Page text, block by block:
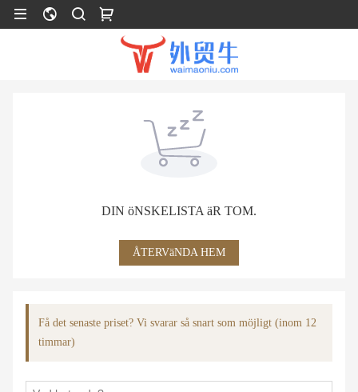
DIN öNSKELISTA äR TOM.
ÅTERVäNDA HEM
Få det senaste priset? Vi svarar så snart som möjligt (inom 12
timmar)